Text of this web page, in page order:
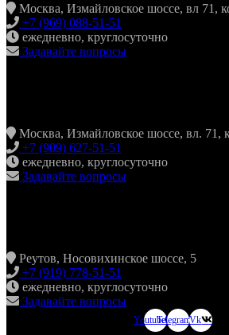
Москва, Измайловское шоссе, вл 71,
+7 (969) 088-51-51
ежедневно, круглосуточно
Задавайте вопросы
Москва, Измайловское шоссе, вл. 71,
+7 (909) 627-51-51
ежедневно, круглосуточно
Задавайте вопросы
Реутов, Носовихинское шоссе, 5
+7 (919) 778-51-51
ежедневно, круглосуточно
Задавайте вопросы
YoutubeTelegramVk